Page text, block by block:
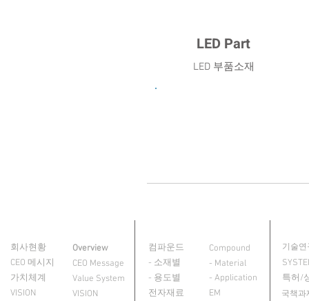
LED Part
LED 부품소재
회사현황
CEO 메시지
가치체계
VISION
Overview
CEO Message
Value System
VISION
컴파운드
- 소재별
Compound
- Material
- 용도별
- Application
전자재료
EM
기술연
특허/
국책과